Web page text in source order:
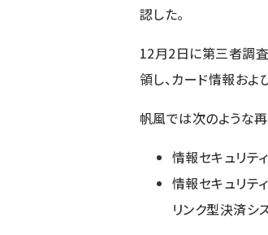
認した。
12月2日に第三者調
領し、カード情報お
帆風では次のような
情報セキュリテ
情報セキュリテ
リンク型決済シ